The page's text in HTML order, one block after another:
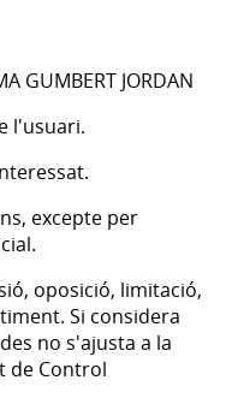
GUMBERT JORDAN
l'usuari.
excepte per
oposició, limitació,
Si considera
no s'ajusta a la
de Control